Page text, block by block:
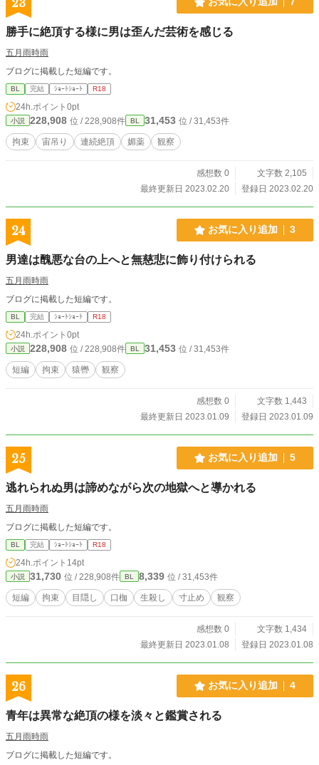
勝手に絶頂する様に男は歪んだ芸術を感じる
五月雨時雨
ブログに掲載した短編です。
BL 完結 ｼｮｰﾄｼｮｰﾄ R18
24h.ポイント 0pt
小説 228,908 位 / 228,908件 BL 31,453 位 / 31,453件
拘束 宙吊り 連続絶頂 媚薬 観察
感想数 0
文字数 2,105
最終更新日 2023.02.20
登録日 2023.02.20
24 お気に入り追加 3
男達は醜悪な台の上へと無慈悲に飾り付けられる
五月雨時雨
ブログに掲載した短編です。
BL 完結 ｼｮｰﾄｼｮｰﾄ R18
24h.ポイント 0pt
小説 228,908 位 / 228,908件 BL 31,453 位 / 31,453件
短編 拘束 猿轡 観察
感想数 0
文字数 1,443
最終更新日 2023.01.09
登録日 2023.01.09
25 お気に入り追加 5
逃れられぬ男は諦めながら次の地獄へと導かれる
五月雨時雨
ブログに掲載した短編です。
BL 完結 ｼｮｰﾄｼｮｰﾄ R18
24h.ポイント 14pt
小説 31,730 位 / 228,908件 BL 8,339 位 / 31,453件
短編 拘束 目隠し 口枷 生殺し 寸止め 観察
感想数 0
文字数 1,434
最終更新日 2023.01.08
登録日 2023.01.08
26 お気に入り追加 4
青年は異常な絶頂の様を淡々と鑑賞される
五月雨時雨
ブログに掲載した短編です。